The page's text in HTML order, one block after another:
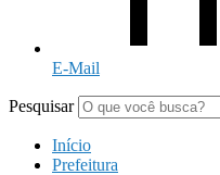
E-Mail
Pesquisar
Início
Prefeitura